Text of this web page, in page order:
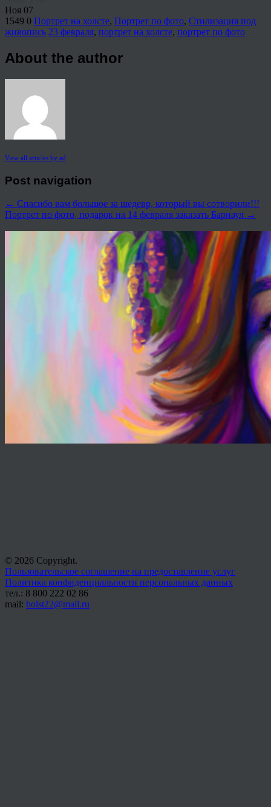
Ноя 07
1549 0 Портрет на холсте, Портрет по фото, Стилизация под
живопись 23 февраля, портрет на холсте, портрет по фото
About the author
View all articles by ad
Post navigation
← Спасибо вам большое за шедевр, который вы сотворили!!!
Портрет по фото, подарок на 14 февраля заказать Барнаул →
© 2026 Copyright.
Пользовательское соглашение на предоставление услуг
Политика конфиденциальности персональных данных
тел.: 8 800 222 02 86
mail: holst22@mail.ru